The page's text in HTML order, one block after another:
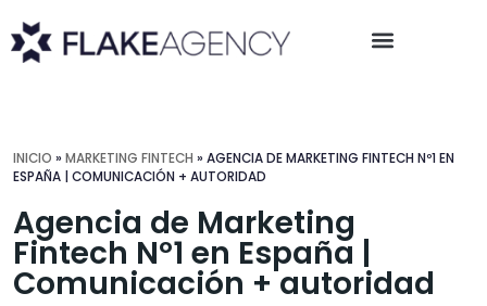
INICIO » MARKETING FINTECH » AGENCIA DE MARKETING FINTECH Nº1 EN
ESPAÑA | COMUNICACIÓN + AUTORIDAD
Agencia de Marketing
Fintech Nº1 en España |
Comunicación + autoridad